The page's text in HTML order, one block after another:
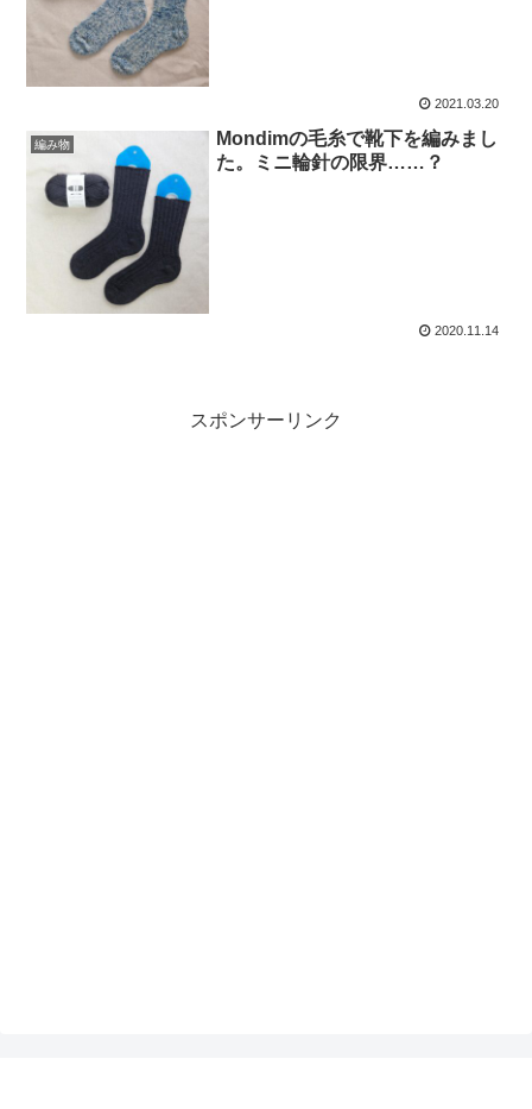
2021.03.20
編み物
Mondimの毛糸で靴下を編みまし
た。ミニ輪針の限界……？
2020.11.14
スポンサーリンク